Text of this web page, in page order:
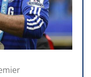
#ff00ff»>